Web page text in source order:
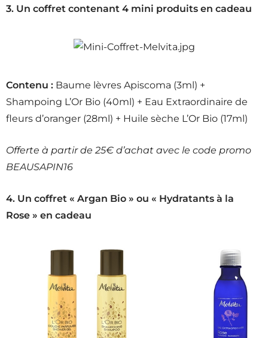
3. Un coffret contenant 4 mini produits en cadeau
Contenu : Baume lèvres Apiscoma (3ml) +
Shampoing L’Or Bio (40ml) + Eau Extraordinaire de
fleurs d’oranger (28ml) + Huile sèche L’Or Bio (17ml)
Offerte à partir de 25€ d’achat avec le code promo
BEAUSAPIN16
4. Un coffret « Argan Bio » ou « Hydratants à la
Rose » en cadeau